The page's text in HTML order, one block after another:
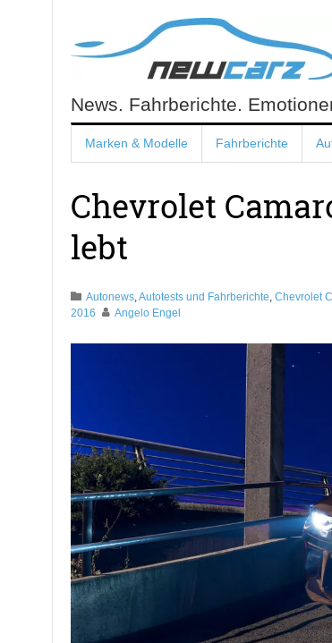
content
NewCarz.de
News. Fahrberichte.
Marken & Modelle Fahrberichte
Chevrolet
lebt
Autonews, Autotests und Fahrberichte Chevrolet
2016
Angelo Engel